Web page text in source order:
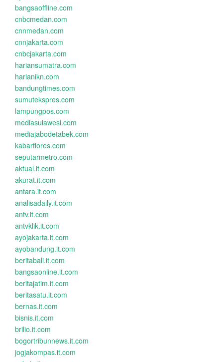
bangsaoffline.com
cnbcmedan.com
cnnmedan.com
cnnjakarta.com
cnbcjakarta.com
hariansumatra.com
harianikn.com
bandungtimes.com
sumutekspres.com
lampungpos.com
mediasulawesi.com
mediajabodetabek.com
kabarflores.com
seputarmetro.com
aktual.it.com
akurat.it.com
antara.it.com
analisadaily.it.com
antv.it.com
antvklik.it.com
ayojakarta.it.com
ayobandung.it.com
beritabali.it.com
bangsaonline.it.com
beritajatim.it.com
beritasatu.it.com
bernas.it.com
bisnis.it.com
brilio.it.com
bogortribunnews.it.com
jogjakompas.it.com